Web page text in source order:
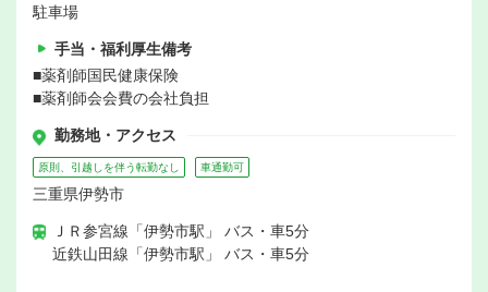
駐車場
手当・福利厚生備考
■薬剤師国民健康保険
■薬剤師会会費の会社負担
勤務地・アクセス
原則、引越しを伴う転勤なし 車通勤可
三重県伊勢市
ＪＲ参宮線「伊勢市駅」 バス・車5分
近鉄山田線「伊勢市駅」 バス・車5分